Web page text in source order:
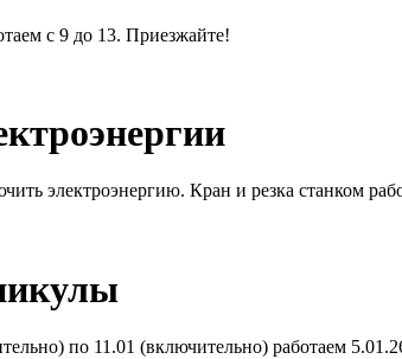
с 9 до 13. Приезжайте!
электроэнергию. Кран и резка станком
по 11.01 (включительно) работаем